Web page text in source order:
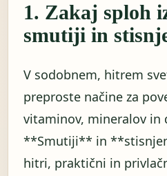
1. Zakaj sploh
smutiji in
V sodobnem, hitrem
preproste načine za
vitaminov, mineralov in
**Smutiji** in
hitri, praktični in